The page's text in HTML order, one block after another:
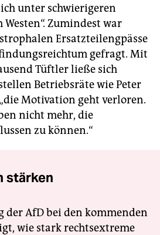
unter schwierigeren
Zumindest war
Ersatzteilengpässe
gefragt. Mit
Tüftler ließe sich
Betriebsräte wie Peter
Motivation geht verloren.
nicht mehr, die
zu können.“
stärken
der AfD bei den kommenden
wie stark rechtsextreme